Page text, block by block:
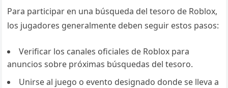
Para participar en una búsqueda del tesoro de Roblox,
los jugadores generalmente deben seguir estos pasos:
Verificar los canales oficiales de Roblox para
anuncios sobre próximas búsquedas del tesoro.
Unirse al juego o evento designado donde se lleva a